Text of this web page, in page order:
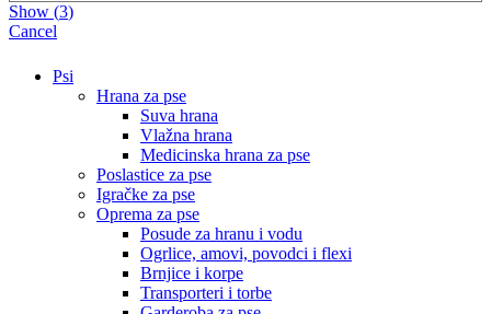
Show (3)
Cancel
Psi
Hrana za pse
Suva hrana
Vlažna hrana
Medicinska hrana za pse
Poslastice za pse
Igračke za pse
Oprema za pse
Posude za hranu i vodu
Ogrlice, amovi, povodci i flexi
Brnjice i korpe
Transporteri i torbe